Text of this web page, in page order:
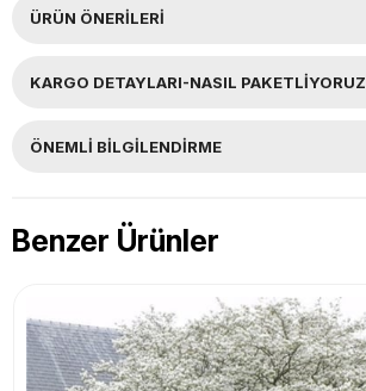
ÜRÜN ÖNERILERI
KARGO DETAYLARI-NASIL PAKETLİYORUZ
ÖNEMLI BILGILENDIRME
Benzer Ürünler